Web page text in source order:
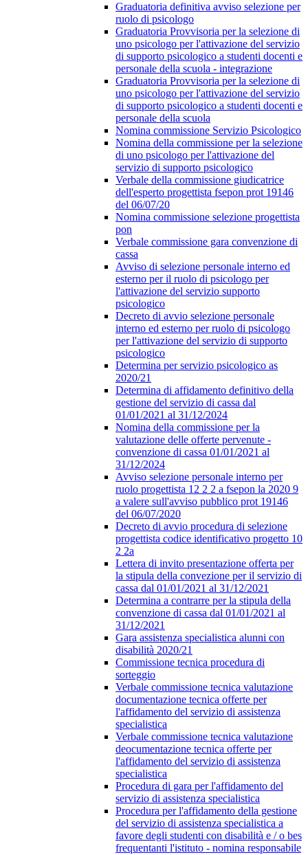
Graduatoria definitiva avviso selezione per
ruolo di psicologo
Graduatoria Provvisoria per la selezione di
uno psicologo per l'attivazione del servizio
di supporto psicologico a studenti docenti e
personale della scuola - integrazione
Graduatoria Provvisoria per la selezione di
uno psicologo per l'attivazione del servizio
di supporto psicologico a studenti docenti e
personale della scuola
Nomina commissione Servizio Psicologico
Nomina della commissione per la selezione
di uno psicologo per l'attivazione del
servizio di supporto psicologico
Verbale della commissione giudicatrice
dell'esperto progettista fsepon prot 19146
del 06/07/20
Nomina commissione selezione progettista
pon
Verbale commissione gara convenzione di
cassa
Avviso di selezione personale interno ed
esterno per il ruolo di psicologo per
l'attivazione del servizio supporto
psicologico
Decreto di avvio selezione personale
interno ed esterno per ruolo di psicologo
per l'attivazione del servizio di supporto
psicologico
Determina per servizio psicologico as
2020/21
Determina di affidamento definitivo della
gestione del servizio di cassa dal
01/01/2021 al 31/12/2024
Nomina della commissione per la
valutazione delle offerte pervenute -
convenzione di cassa 01/01/2021 al
31/12/2024
Avviso selezione personale interno per
ruolo progettista 12 2 2 a fsepon la 2020 9
a valere sull'avviso pubblico prot 19146
del 06/07/2020
Decreto di avvio procedura di selezione
progettista codice identificativo progetto 10
2 2a
Lettera di invito presentazione offerta per
la stipula della convezione per il servizio di
cassa dal 01/01/2021 al 31/12/2021
Determina a contrarre per la stipula della
convenzione di cassa dal 01/01/2021 al
31/12/2021
Gara assistenza specialistica alunni con
disabilità 2020/21
Commissione tecnica procedura di
sorteggio
Verbale commissione tecnica valutazione
documentazione tecnica offerte per
l'affidamento del servizio di assistenza
specialistica
Verbale commissione tecnica valutazione
deocumentazione tecnica offerte per
l'affidamento del servizio di assistenza
specialistica
Procedura di gara per l'affidamento del
servizio di assistenza specialistica
Procedura per l'affidamento della gestione
del servizio di assistenza specialistica a
favore degli studenti con disabilità e / o bes
frequentanti l'istituto - nomina responsabile